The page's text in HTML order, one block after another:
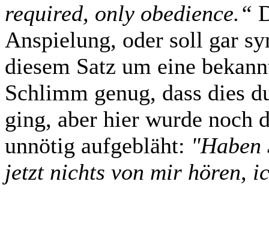
required, only obedience.“
Anspielung, oder soll gar
diesem Satz um eine
Schlimm genug, dass dies
ging, aber hier wurde noch
unnötig aufgebläht: "Haben
jetzt nichts von mir hören,